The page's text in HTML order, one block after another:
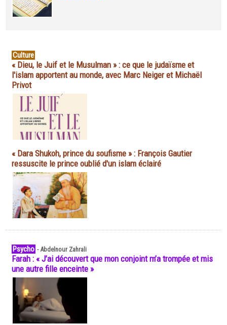
Culture
« Dieu, le Juif et le Musulman » : ce que le judaïsme et
l'islam apportent au monde, avec Marc Neiger et Michaël
Privot
« Dara Shukoh, prince du soufisme » : François Gautier
ressuscite le prince oublié d'un islam éclairé
Psycho -Abdelnour Zahrali
Farah : « J’ai découvert que mon conjoint m’a trompée et mis
une autre fille enceinte »